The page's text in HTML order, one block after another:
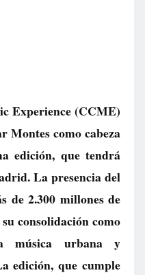
Experience (CCME)
Montes como cabeza
edición, que tendrá
La presencia del
de 2.300 millones de
consolidación como
música urbana y
edición, que cumple